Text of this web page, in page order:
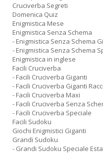
Cruciverba Segreti
Domenica Quiz
Enigmistica Mese
Enigmistica Senza Schema
- Enigmistica Senza Schema
- Enigmistica Senza Schema
Enigmistica in inglese
Facili Cruciverba
- Facili Cruciverba Giganti
- Facili Cruciverba Giganti
- Facili Cruciverba Maxi
- Facili Cruciverba Senza
- Facili Cruciverba Speciale
Facili Sudoku
Giochi Enigmistici Giganti
Grandi Sudoku
- Grandi Sudoku Speciale